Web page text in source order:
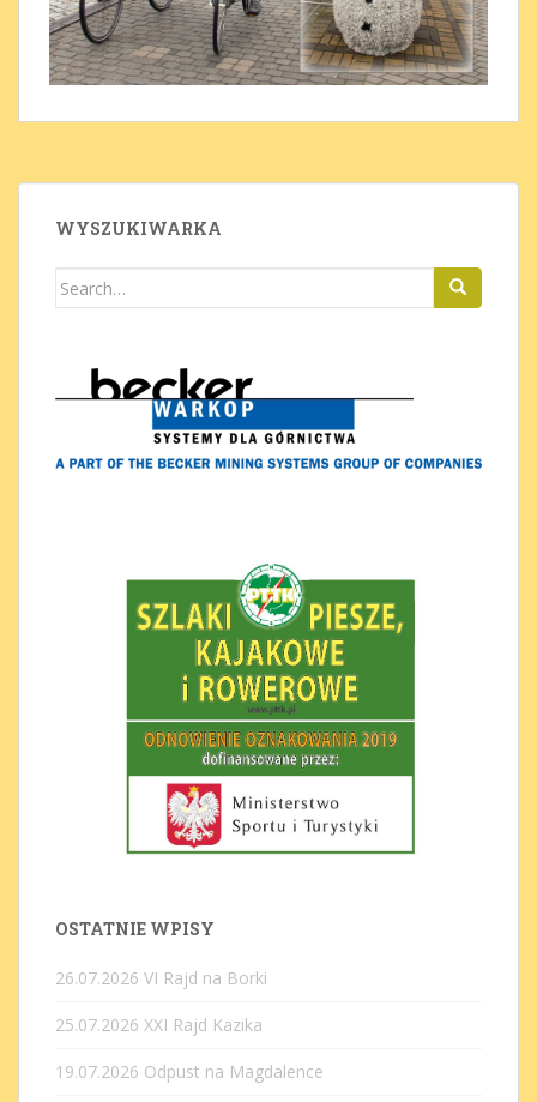
WYSZUKIWARKA
Search
OSTATNIE WPISY
26.07.2026 VI Rajd na Borki
25.07.2026 XXI Rajd Kazika
19.07.2026 Odpust na Magdalence